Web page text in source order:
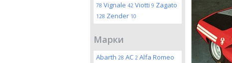
78 Vignale 42 Viotti 9 Zagato
128 Zender 10
Марки
Abarth 28 AC 2 Alfa Romeo